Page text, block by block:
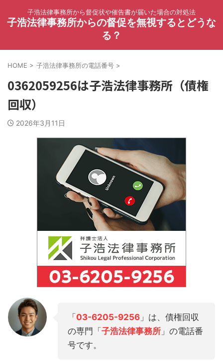
子浩法律事務所から督促状や催告書が届いた場合の対処法
子浩法律事務所からの督促を無視するとどうな
る？
HOME > 子浩法律事務所の電話番号 >
0362059256は子浩法律事務所（債権
回収）
2026年3月11日
「 03-6205-9256 」は、債権回収
の専門「 子浩法律事務所 」の電話番
号です。